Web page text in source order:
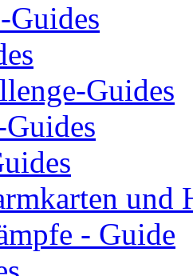
Guides
Guides
und
- Guide